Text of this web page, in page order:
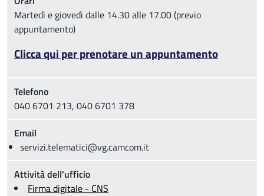
Martedì e giovedì dalle 14.30 alle 17.00 (previo
appuntamento)
Clicca qui per prenotare un appuntamento
Telefono
040 6701 213, 040 6701 378
Email
servizi.telematici@vg.camcom.it
Attività dell'ufficio
Firma digitale - CNS